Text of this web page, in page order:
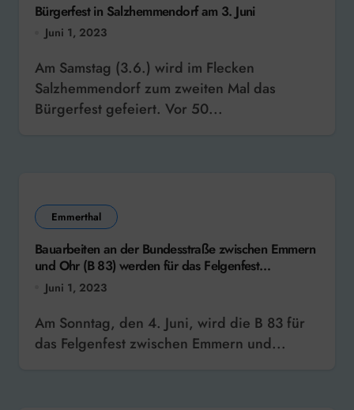
Bürgerfest in Salzhemmendorf am 3. Juni
Juni 1, 2023
Am Samstag (3.6.) wird im Flecken
Salzhemmendorf zum zweiten Mal das
Bürgerfest gefeiert. Vor 50...
Emmerthal
Bauarbeiten an der Bundesstraße zwischen Emmern
und Ohr (B 83) werden für das Felgenfest
unterbrochen
Juni 1, 2023
Am Sonntag, den 4. Juni, wird die B 83 für
das Felgenfest zwischen Emmern und...